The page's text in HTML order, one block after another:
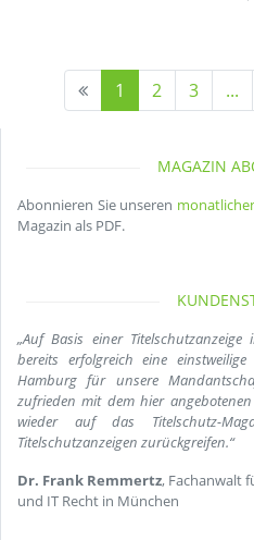
1 2 3 ...
MAGAZIN
Abonnieren Sie unseren
Magazin als PDF.
„Auf Basis einer
bereits erfolgreich eine
Hamburg für unsere
zufrieden mit dem hier
wieder auf das Titelschutz-
Titelschutzanzeigen zurückgreifen.“
Dr. Frank Remmertz, Fachanwalt
und IT Recht in München